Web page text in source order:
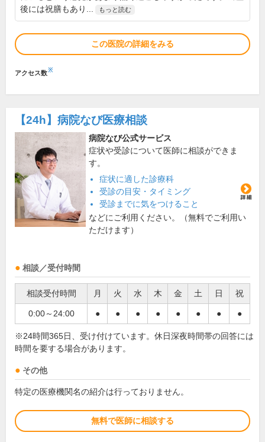
後には祝膳もあり...
もっと読む
この医院の詳細をみる
アクセス数※
【24h】 病院なび医療相談
病院なび公式サービス
症状や受診について医師に相談ができま
す。
症状に適した診療科
受診の目安・タイミング
受診までに気をつけること
などにご利用ください。（無料でご利用い
ただけます）
相談／受付時間
相談受付時間 月 火 水 木 金 土 日 祝
0:00～24:00 ● ● ● ● ● ● ● ●
※24時間365日、受け付けています。休日深夜時間帯の回答には
時間を要する場合があります。
その他
特定の医療機関名の紹介は行っておりません。
無料で医師に相談する